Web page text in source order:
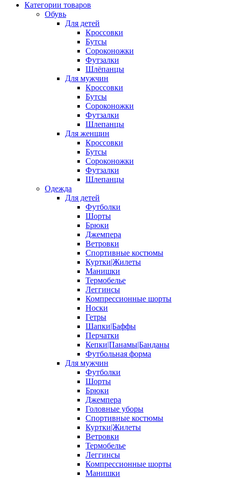
Категории товаров
Обувь
Для детей
Кроссовки
Бутсы
Сороконожки
Футзалки
Шлёпанцы
Для мужчин
Кроссовки
Бутсы
Сороконожки
Футзалки
Шлепанцы
Для женщин
Кроссовки
Бутсы
Сороконожки
Футзалки
Шлепанцы
Одежда
Для детей
Футболки
Шорты
Брюки
Джемпера
Ветровки
Спортивные костюмы
Куртки|Жилеты
Манишки
Термобелье
Леггинсы
Компрессионные шорты
Носки
Гетры
Шапки|Баффы
Перчатки
Кепки|Панамы|Банданы
Футбольная форма
Для мужчин
Футболки
Шорты
Брюки
Джемпера
Головные уборы
Спортивные костюмы
Куртки|Жилеты
Ветровки
Термобелье
Леггинсы
Компрессионные шорты
Манишки